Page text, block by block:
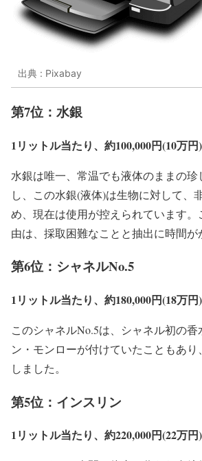
出典 : Pixabay
第7位：水銀
1リットル当たり、約100,000円(10万円)
水銀は唯一、常温でも液体のままの
し、この水銀(液体)は生物に対して、
め、現在は使用が控えられています
由は、採取困難なことと抽出に時間が
第6位：シャネルNo.5
1リットル当たり、約180,000円(18万円)
このシャネルNo.5は、シャネル初の香
ン・モンローが付けていたこともあり
しました。
第5位：インスリン
1リットル当たり、約220,000円(22万円)